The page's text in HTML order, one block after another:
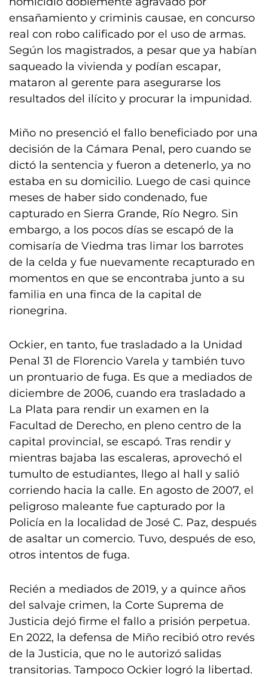
ensañamiento y criminis causae, en concurso
real con robo calificado por el uso de armas.
Según los magistrados, a pesar que ya habían
saqueado la vivienda y podían escapar,
mataron al gerente para asegurarse los
resultados del ilícito y procurar la impunidad.
Miño no presenció el fallo beneficiado por una
decisión de la Cámara Penal, pero cuando se
dictó la sentencia y fueron a detenerlo, ya no
estaba en su domicilio. Luego de casi quince
meses de haber sido condenado, fue
capturado en Sierra Grande, Río Negro. Sin
embargo, a los pocos días se escapó de la
comisaría de Viedma tras limar los barrotes
de la celda y fue nuevamente recapturado en
momentos en que se encontraba junto a su
familia en una finca de la capital de
rionegrina.
Ockier, en tanto, fue trasladado a la Unidad
Penal 31 de Florencio Varela y también tuvo
un prontuario de fuga. Es que a mediados de
diciembre de 2006, cuando era trasladado a
La Plata para rendir un examen en la
Facultad de Derecho, en pleno centro de la
capital provincial, se escapó. Tras rendir y
mientras bajaba las escaleras, aprovechó el
tumulto de estudiantes, llego al hall y salió
corriendo hacia la calle. En agosto de 2007, el
peligroso maleante fue capturado por la
Policía en la localidad de José C. Paz, después
de asaltar un comercio. Tuvo, después de eso,
otros intentos de fuga.
Recién a mediados de 2019, y a quince años
del salvaje crimen, la Corte Suprema de
Justicia dejó firme el fallo a prisión perpetua.
En 2022, la defensa de Miño recibió otro revés
de la Justicia, que no le autorizó salidas
transitorias. Tampoco Ockier logró la libertad.